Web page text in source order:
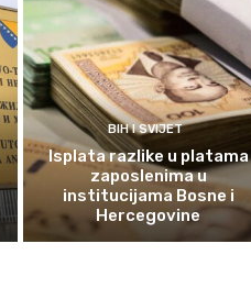
BIH I SVIJET
Isplata razlike u platama
zaposlenima u
institucijama Bosne i
Hercegovine